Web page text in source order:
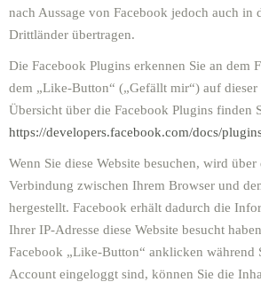
nach Aussage von Facebook jedoch auch in
Drittländer übertragen.
Die Facebook Plugins erkennen Sie an dem
dem „Like-Button“ („Gefällt mir“) auf dieser
Übersicht über die Facebook Plugins finden
https://developers.facebook.com/docs/
Wenn Sie diese Website besuchen, wird
Verbindung zwischen Ihrem Browser und
hergestellt. Facebook erhält dadurch die
Ihrer IP-Adresse diese Website besucht
Facebook „Like-Button“ anklicken während
Account eingeloggt sind, können Sie die